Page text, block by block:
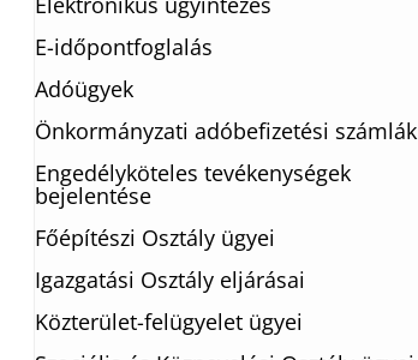
E-időpontfoglalás
Adóügyek
Önkormányzati adóbefizetési számlák
Engedélyköteles tevékenységek
bejelentése
Főépítészi Osztály ügyei
Igazgatási Osztály eljárásai
Közterület-felügyelet ügyei